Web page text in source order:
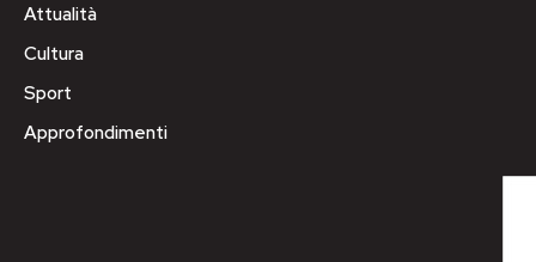
Attualità
Cultura
Sport
Approfondimenti